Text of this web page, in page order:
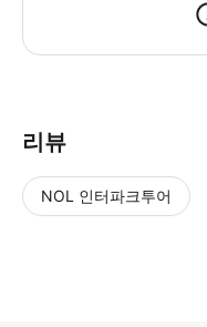
리뷰
NOL 인터파크투어